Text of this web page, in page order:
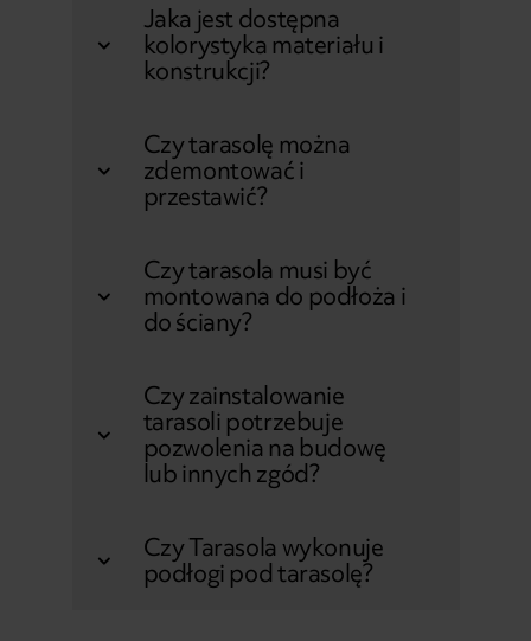
Jaka jest dostępna
kolorystyka materiału i
konstrukcji?
Czy tarasolę można
zdemontować i
przestawić?
Czy tarasola musi być
montowana do podłoża i
do ściany?
Czy zainstalowanie
tarasoli potrzebuje
pozwolenia na budowę
lub innych zgód?
Czy Tarasola wykonuje
podłogi pod tarasolę?